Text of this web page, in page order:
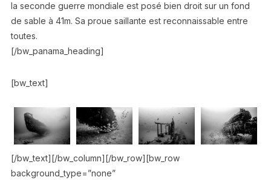
la seconde guerre mondiale est posé bien droit sur un fond
de sable à 41m. Sa proue saillante est reconnaissable entre
toutes.
[/bw_panama_heading]
[bw_text]
[/bw_text][/bw_column][/bw_row][bw_row
background_type=”none”